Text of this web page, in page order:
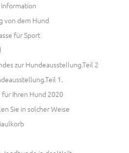
von dem Hund
für Sport
zur Hundeausstellung.Teil 2
1.
Ihren Hund 2020
Sie in solcher Weise